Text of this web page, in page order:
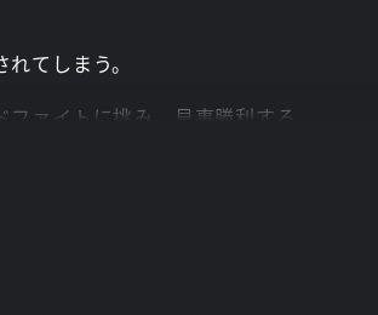
てしまう。
ァイトに挑み、見事勝利する。